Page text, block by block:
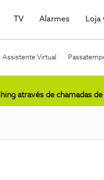
TV Alarmes Loja
Assistente Virtual
através de chamadas